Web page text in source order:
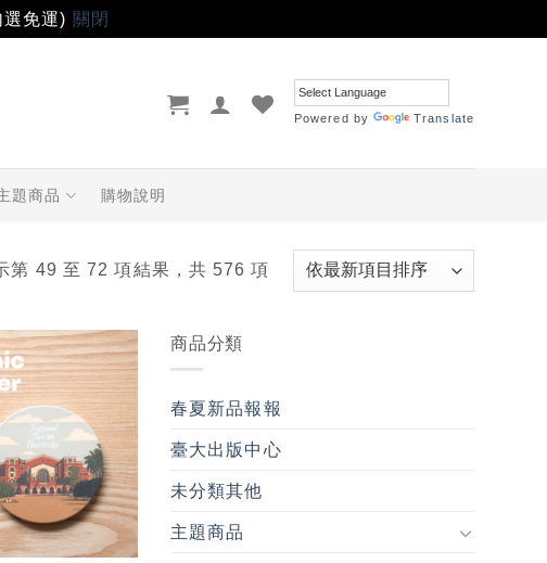
免運) 關閉
Powered by Translate
題商品 購物說明
第 49 至 72 項結果，共 576 項
加入
「願
望輕
單」
商品分類
春夏新品報報
臺大出版中心
未分類其他
主題商品